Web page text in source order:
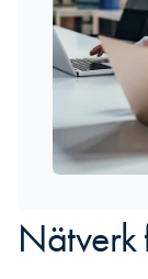
Nätverk